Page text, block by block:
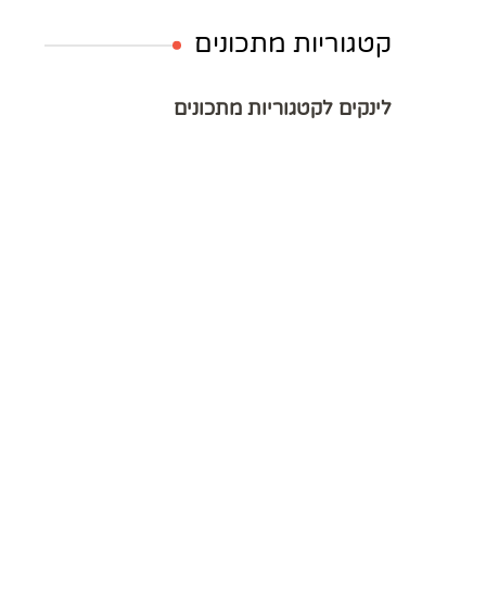
קטגוריות מתכונים
לינקים לקטגוריות מתכונים